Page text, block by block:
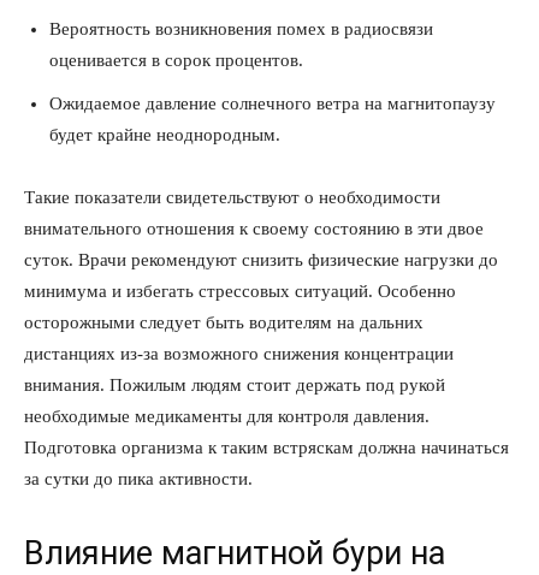
Вероятность возникновения помех в радиосвязи
оценивается в сорок процентов.
Ожидаемое давление солнечного ветра на магнитопаузу
будет крайне неоднородным.
Такие показатели свидетельствуют о необходимости
внимательного отношения к своему состоянию в эти двое
суток. Врачи рекомендуют снизить физические нагрузки до
минимума и избегать стрессовых ситуаций. Особенно
осторожными следует быть водителям на дальних
дистанциях из-за возможного снижения концентрации
внимания. Пожилым людям стоит держать под рукой
необходимые медикаменты для контроля давления.
Подготовка организма к таким встряскам должна начинаться
за сутки до пика активности.
Влияние магнитной бури на